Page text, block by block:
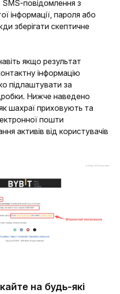
повідомлення з
інформації, пароля або
зберігати скептичне
якщо результат
інформацію
підлаштувати за
Нижче наведено
шахраї приховують та
пошти
активів від користувачів
на будь-які